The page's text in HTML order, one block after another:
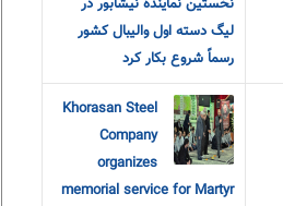
نخستین نماینده نیشابور در
لیگ دسته اول والیبال کشور
رسماً شروع بکار کرد
Khorasan Steel
Company
organizes
memorial service for Martyr